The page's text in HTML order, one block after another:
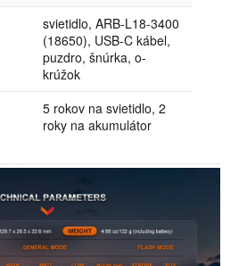
svietidlo, ARB-L18-3400
(18650), USB-C kábel,
puzdro, šnúrka, o-
krúžok
5 rokov na svietidlo, 2
roky na akumulátor